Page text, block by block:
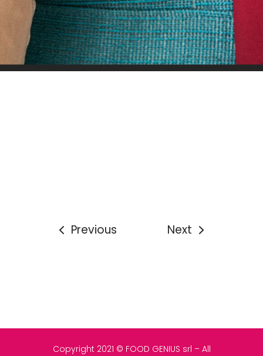
Previous Next
Copyright 2021 © FOOD GENIUS srl – All